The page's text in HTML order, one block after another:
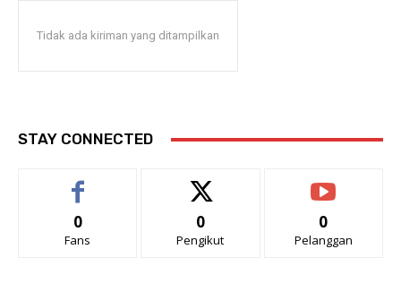
Tidak ada kiriman yang ditampilkan
STAY CONNECTED
0
Fans
0
Pengikut
0
Pelanggan